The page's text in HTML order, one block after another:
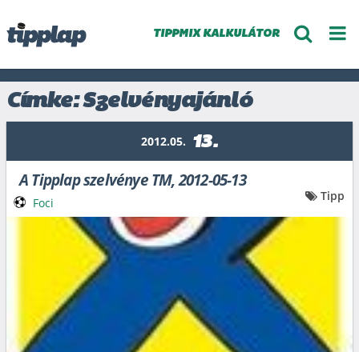
TIPPMIX KALKULÁTOR
Címke: Szelvényajánló
2012.05. 13.
A Tipplap szelvénye TM, 2012-05-13
Foci Tipp